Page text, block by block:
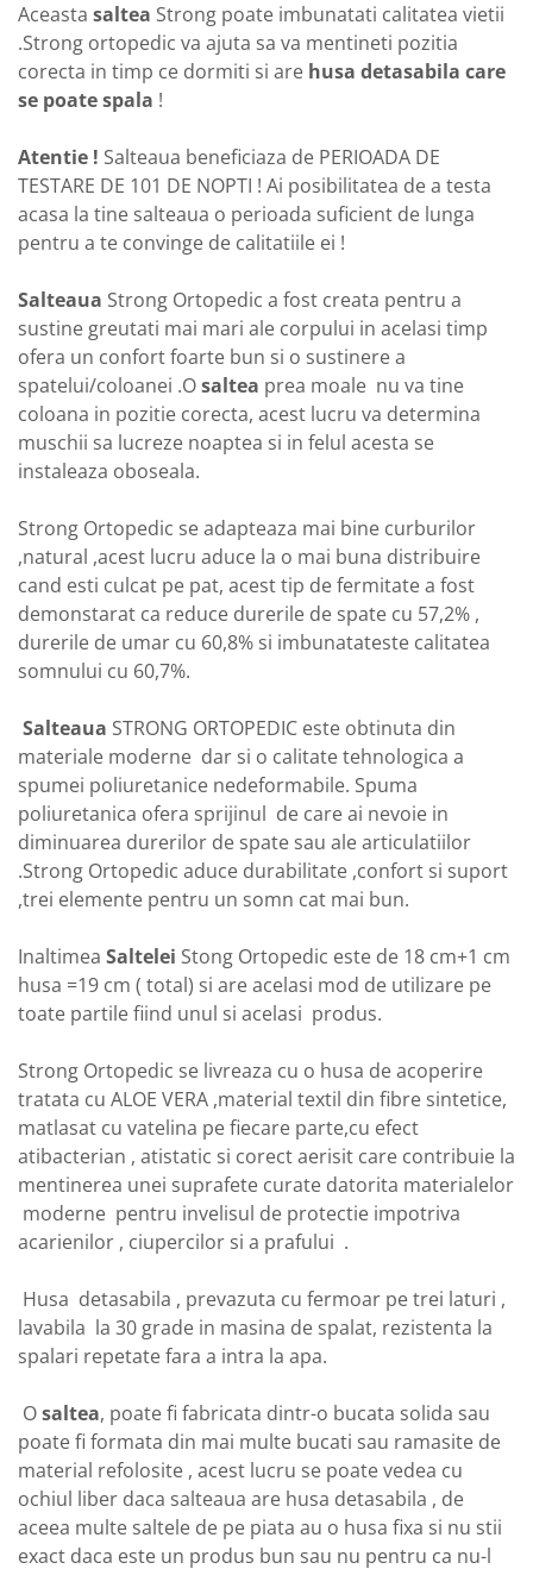
Aceasta saltea Strong poate imbunatati calitatea vietii
.Strong ortopedic va ajuta sa va mentineti pozitia
corecta in timp ce dormiti si are husa detasabila care
se poate spala !
Atentie ! Salteaua beneficiaza de PERIOADA DE
TESTARE DE 101 DE NOPTI ! Ai posibilitatea de a testa
acasa la tine salteaua o perioada suficient de lunga
pentru a te convinge de calitatiile ei !
Salteaua Strong Ortopedic a fost creata pentru a
sustine greutati mai mari ale corpului in acelasi timp
ofera un confort foarte bun si o sustinere a
spatelui/coloanei .Osaltea prea moale nu va tine
coloana in pozitie corecta, acest lucru va determina
muschii sa lucreze noaptea si in felul acesta se
instaleaza oboseala.
Strong Ortopedic se adapteaza mai bine curburilor
,natural ,acest lucru aduce la o mai buna distribuire
cand esti culcat pe pat, acest tip de fermitate a fost
demonstarat ca reduce durerile de spate cu 57,2% ,
durerile de umar cu 60,8% si imbunatateste calitatea
somnului cu 60,7%.
Salteaua STRONG ORTOPEDIC este obtinuta din
materiale moderne dar si o calitate tehnologica a
spumei poliuretanice nedeformabile. Spuma
poliuretanica ofera sprijinul de care ai nevoie in
diminuarea durerilor de spate sau ale articulatiilor
.Strong Ortopedic aduce durabilitate ,confort si suport
,trei elemente pentru un somn cat mai bun.
Inaltimea Saltelei Stong Ortopedic este de 18 cm+1 cm
husa =19 cm ( total) si are acelasi mod de utilizare pe
toate partile fiind unul si acelasi produs.
Strong Ortopedic se livreaza cu o husa de acoperire
tratata cu ALOE VERA ,material textil din fibre sintetice,
matlasat cu vatelina pe fiecare parte,cu efect
atibacterian , atistatic si corect aerisit care contribuie la
mentinerea unei suprafete curate datorita materialelor
moderne pentru invelisul de protectie impotriva
acarienilor , ciupercilor si a prafului .
Husa detasabila , prevazuta cu fermoar pe trei laturi ,
lavabila la 30 grade in masina de spalat, rezistenta la
spalari repetate fara a intra la apa.
Osaltea, poate fi fabricata dintr-o bucata solida sau
poate fi formata din mai multe bucati sau ramasite de
material refolosite , acest lucru se poate vedea cu
ochiul liber daca salteaua are husa detasabila , de
aceea multe saltele de pe piata au o husa fixa si nu stii
exact daca este un produs bun sau nu pentru ca nu-l